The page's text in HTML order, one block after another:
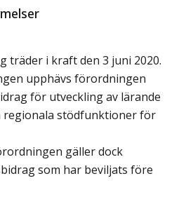
träder i kraft den 3 juni 2020.
upphävs förordningen
för utveckling av lärande
regionala stödfunktioner för
gäller dock
som har beviljats före